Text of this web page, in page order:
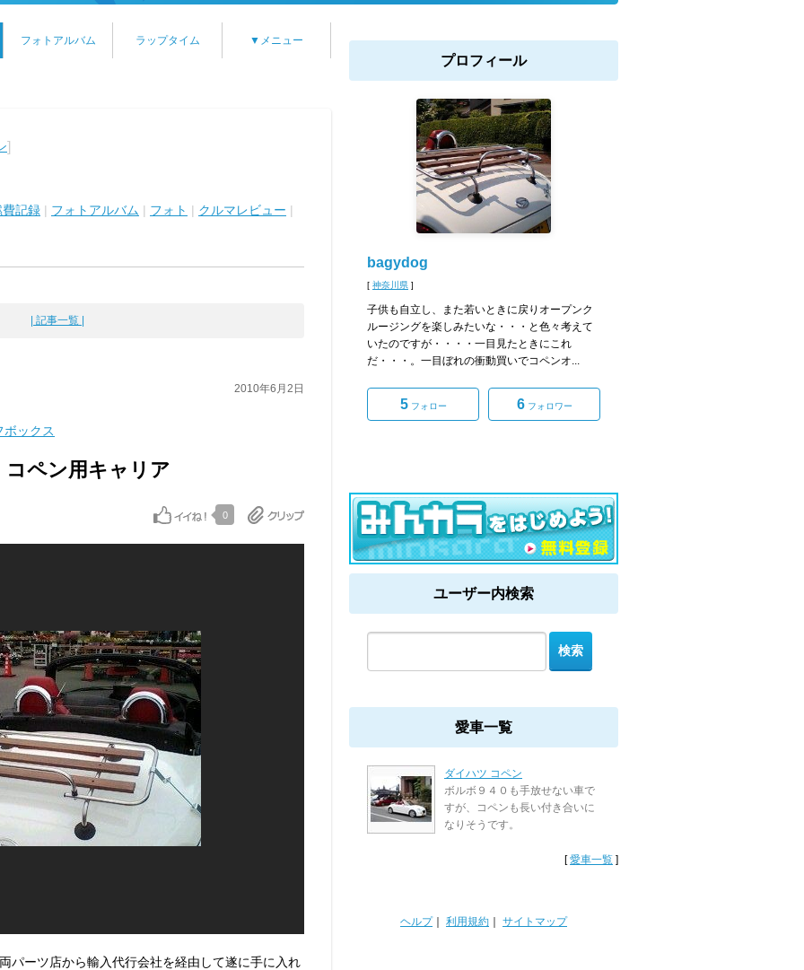
フォトアルバム ラップタイム ▼メニュー
]
費記録 | フォトアルバム | フォト | クルマレビュー |
| 記事一覧 |
2010年6月2日
ボックス
ペン用キャリア
0
パーツ店から輸入代行会社を経由して遂に手に入れ
プロフィール
bagydog
[ 神奈川県 ]
子供も自立し、また若いときに戻りオープンク
ルージングを楽しみたいな・・・と色々考えて
いたのですが・・・・一目見たときにこれ
だ・・・。一目ぼれの衝動買いでコペンオ...
5フォロー 6フォロワー
ユーザー内検索
愛車一覧
ダイハツ コペン
ボルボ９４０も手放せない車で
すが、コペンも長い付き合いに
なりそうです。
[愛車一覧 ]
ヘルプ｜ 利用規約 サイトマップ